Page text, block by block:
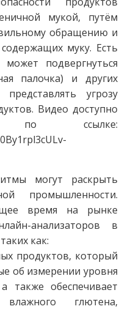
мукой, путём
обращению и
муку. Есть
подвергнуться
палочка) и других
угрозу
Видео доступно
по ссылке:
могут раскрыть
промышленности.
время на рынке
анализаторов в
как:
продуктов, который
об измерении уровня
также обеспечивает
глютена,